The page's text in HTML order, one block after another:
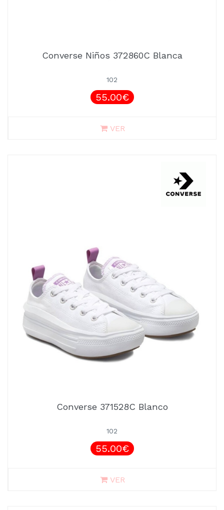
Converse Niños 372860C Blanca
102
55.00€
VER
Converse 371528C Blanco
102
55.00€
VER